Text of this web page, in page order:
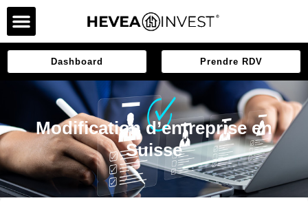
Dashboard Prendre RDV
Modification d’entreprise en
Suisse